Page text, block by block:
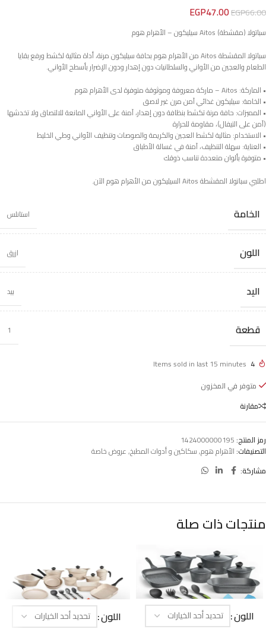
EGP66.00
EGP47.00
سباتولا (مقشطة) Aitos سيليكون – الأهرام هوم
سباتولا المقشطة Aitos من الأهرام هوم بحافة سيليكون مرنة، أداة مثالية لكشط ورفع بقايا
الطعام والعجين من الأواني والسلطانيات دون إهدار ودون الإضرار بأسطح الأواني.
• الماركة: Aitos – ماركة معروفة وموثوقة متوفرة لدى الأهرام هوم
• الخامة: سيليكون غذائي آمن مرن غير لاصق
• المميزات: حافة مرنة تكشط بنظافة دون إهدار، آمنة على الأواني المانعة للالتصاق ولا تخدشها
(آمن على التيفال)، مقاومة للحرارة
• الاستخدام: مثالية لكشط العجين والكريمة والصوصات وتنظيف الأواني وطي الخليط
• العناية: سهلة التنظيف، آمنة في غسالة الأطباق
• متوفرة بألوان متعددة تناسب ذوقك
اطلبي سباتولا المقشطة Aitos السيليكون من الأهرام هوم الآن.
الخامة استانلس
اللون ازرق
اليد بيد
قطعة 1
4
Items sold in last 15 minutes
متوفر في المخزون
مقارنة
رمز المنتج:1424000000195
التصنيفات:الأهرام هوم,سكاكين و أدوات المطبخ,عروض خاصة
مشاركة:
منتجات ذات صلة
اللون -25%
اللون